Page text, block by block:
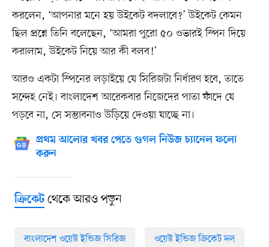
করলেন, ‘আপনার মনে হয় উইকেট বদলাবে?’ উইকেট কেমন
ছিল প্রশ্নে তিনি বলেছেন, ‘আমরা পুরো ৫০ ওভারই স্পিন দিয়ে
করালাম, উইকেট নিয়ে আর কী বলব!’
আরও একটা স্পিনের লড়াইয়ে যে সিরিজটা নির্ধারণ হবে, তাতে
সন্দেহ নেই। বাংলাদেশ আরেকবার নিজেদের পাতা ফাঁদে যে
পড়বে না, সে সম্ভাবনাও উড়িয়ে দেওয়া যাচ্ছে না।
প্রথম আলোর খবর পেতে গুগল নিউজ চ্যানেল ফলো
করুন
ক্রিকেটথেকে আরও পড়ুন
বাংলাদেশ ওয়েস্ট ইন্ডিজ সিরিজ ওয়েস্ট ইন্ডিজ ক্রিকেট দল